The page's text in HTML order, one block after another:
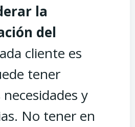
la
del
cliente es
tener
y
No tener en